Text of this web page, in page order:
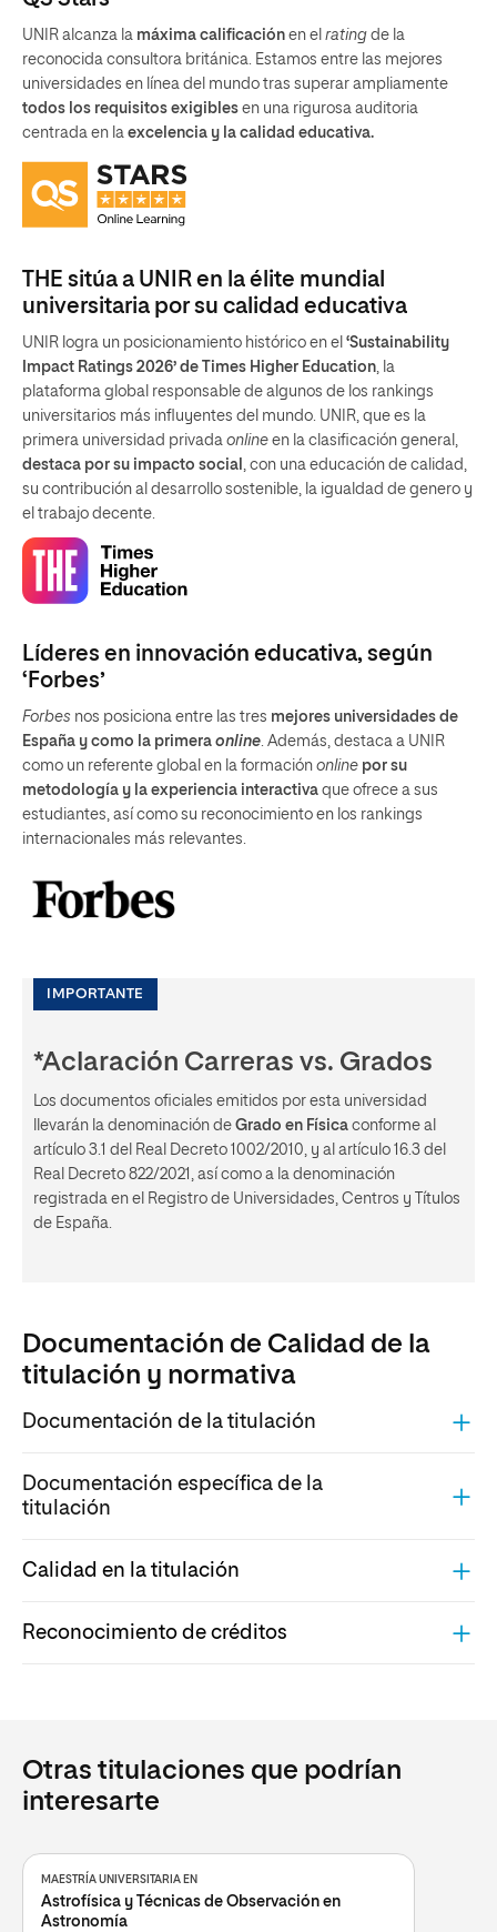
UNIR alcanza la máxima calificación en el rating de la
reconocida consultora británica. Estamos entre las mejores
universidades en línea del mundo tras superar ampliamente
todos los requisitos exigibles en una rigurosa auditoria
centrada en la excelencia y la calidad educativa.
THE sitúa a UNIR en la élite mundial
universitaria por su calidad educativa
UNIR logra un posicionamiento histórico en el ‘Sustainability
Impact Ratings 2026’ de Times Higher Education, la
plataforma global responsable de algunos de los rankings
universitarios más influyentes del mundo. UNIR, que es la
primera universidad privada online en la clasificación general,
destaca por su impacto social , con una educación de calidad,
su contribución al desarrollo sostenible, la igualdad de genero y
el trabajo decente.
Líderes en innovación educativa, según
‘Forbes’
Forbes nos posiciona entre las tres mejores universidades de
España y como la primera online . Además, destaca a UNIR
como un referente global en la formación online por su
metodología y la experiencia interactiva que ofrece a sus
estudiantes, así como su reconocimiento en los rankings
internacionales más relevantes.
IMPORTANTE
*Aclaración Carreras vs. Grados
Los documentos oficiales emitidos por esta universidad
llevarán la denominación de Grado en Física conforme al
artículo 3.1 del Real Decreto 1002/2010, y al artículo 16.3 del
Real Decreto 822/2021, así como a la denominación
registrada en el Registro de Universidades, Centros y Títulos
de España.
Documentación de Calidad de la
titulación y normativa
Documentación de la titulación
Documentación específica de la
titulación
Calidad en la titulación
Reconocimiento de créditos
Otras titulaciones que podrían
interesarte
MAESTRÍA UNIVERSITARIA EN
Astrofísica y Técnicas de Observación en
Astronomía